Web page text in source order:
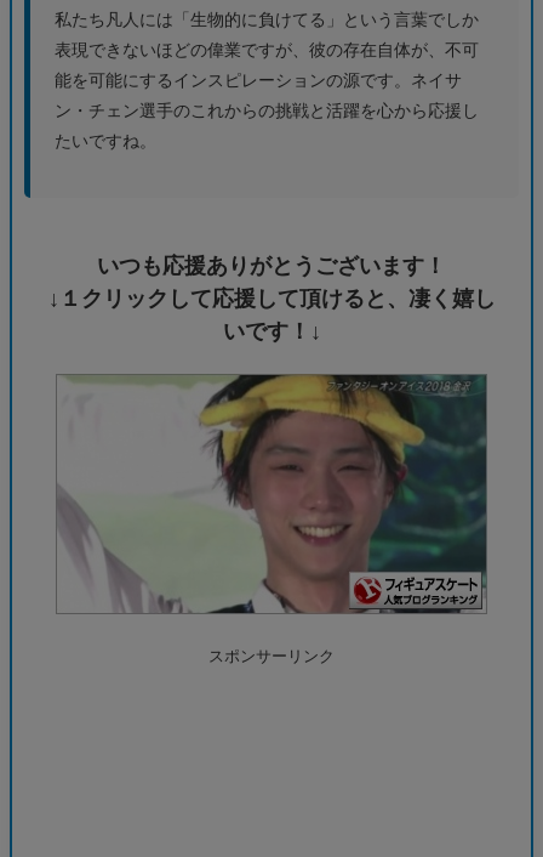
私たち凡人には「生物的に負けてる」という言葉でしか
表現できないほどの偉業ですが、彼の存在自体が、不可
能を可能にするインスピレーションの源です。ネイサ
ン・チェン選手のこれからの挑戦と活躍を心から応援し
たいですね。
いつも応援ありがとうございます！
↓１クリックして応援して頂けると、凄く嬉し
いです！↓
スポンサーリンク